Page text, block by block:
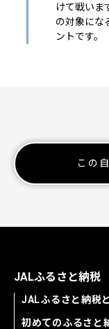
けて戦いま
の対象にな
ントです。
この
JALふるさと納税
JALふるさと納税
初めてのふるさと